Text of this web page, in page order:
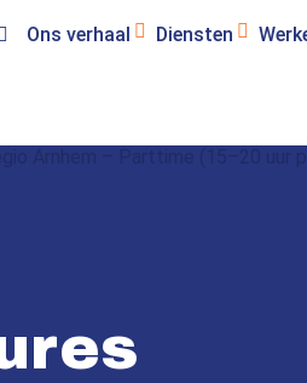
Ons verhaal Diensten